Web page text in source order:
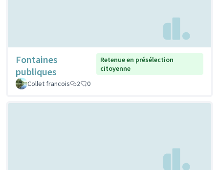
Fontaines
publiques
Retenue en présélection
citoyenne
Collet francois
2 0